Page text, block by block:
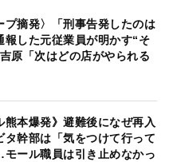
プ摘発〉「刑事告発したのは
報した元従業員が明かす“そ
原「次はどの店がやられる
熊本爆発》避難後になぜ再入
タ幹部は「気をつけて行って
ール職員は引き止めなかっ